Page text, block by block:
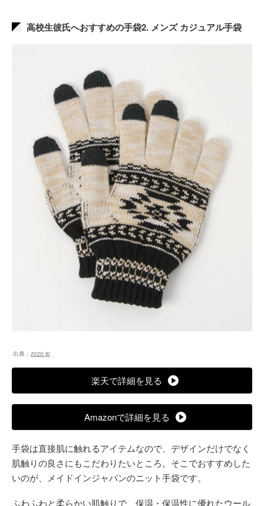
高校生彼氏へおすすめの手袋2. メンズ カジュアル手袋
出典： zozo.jp
楽天で詳細を見る
Amazonで詳細を見る
手袋は直接肌に触れるアイテムなので、デザインだけでなく
肌触りの良さにもこだわりたいところ。そこでおすすめした
いのが、メイドインジャパンのニット手袋です。
ふわふわと柔らかい肌触りで、保湿・保温性に優れたウール